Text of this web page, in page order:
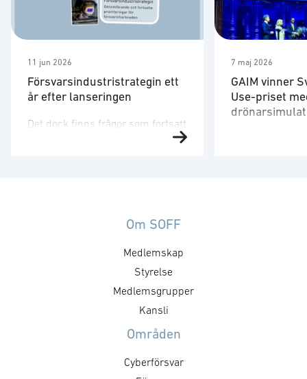
11 jun 2026
Försvarsindustristrategin ett
år efter lanseringen
Det dock finns frågor som fortsatt
behöver utvecklas. Strategin är
styrning, upphandling, avtal,
formar försvarsmarknaden
genom hur den agerar som kund.
Det handlar inte bara om ökade
försvarsinvesteringar, utan också
anskaffningsprinciper,
7 maj 2026
GAIM vinner
Use-priset
Om SOFF
Medlemskap
Styrelse
Medlemsgrupper
Kansli
Områden
Cyberförsvar